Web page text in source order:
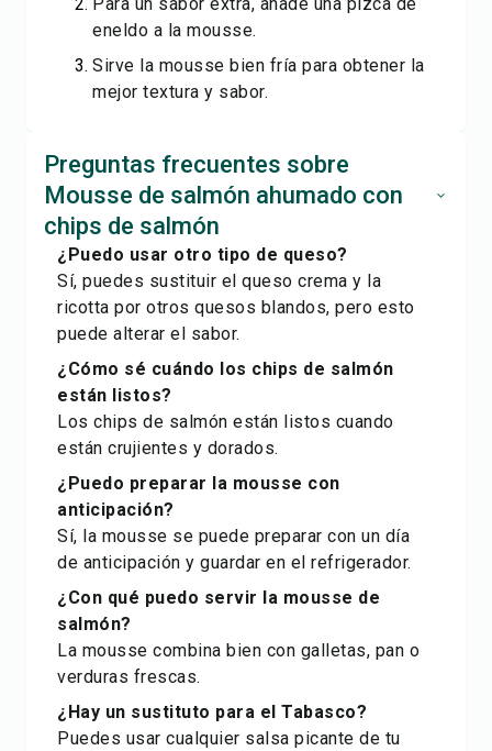
eneldo a la mousse.
Sirve la mousse bien fría para obtener la
mejor textura y sabor.
Preguntas frecuentes sobre
Mousse de salmón ahumado con
chips de salmón
¿Puedo usar otro tipo de queso?
Sí, puedes sustituir el queso crema y la
ricotta por otros quesos blandos, pero esto
puede alterar el sabor.
¿Cómo sé cuándo los chips de salmón
están listos?
Los chips de salmón están listos cuando
están crujientes y dorados.
¿Puedo preparar la mousse con
anticipación?
Sí, la mousse se puede preparar con un día
de anticipación y guardar en el refrigerador.
¿Con qué puedo servir la mousse de
salmón?
La mousse combina bien con galletas, pan o
verduras frescas.
¿Hay un sustituto para el Tabasco?
Puedes usar cualquier salsa picante de tu